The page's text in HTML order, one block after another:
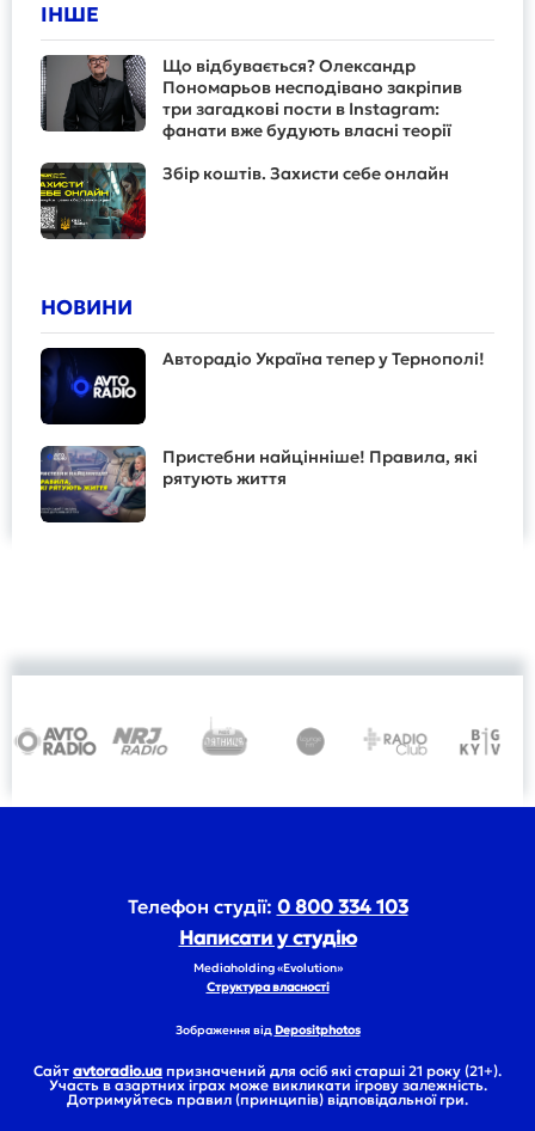
ІНШЕ
Що відбувається? Олександр
Пономарьов несподівано закріпив
три загадкові пости в Instagram:
фанати вже будують власні теорії
Збір коштів. Захисти себе онлайн
НОВИНИ
Авторадіо Україна тепер у Тернополі!
Пристебни найцінніше! Правила, які
рятують життя
Телефон студії: 0 800 334 103
Написати у студію
Mediaholding «Evolution»
Структура власності
Зображення від Depositphotos
Сайт avtoradio.ua призначений для осіб які старші 21 року (21+).
Участь в азартних іграх може викликати ігрову залежність.
Дотримуйтесь правил (принципів) відповідальної гри.